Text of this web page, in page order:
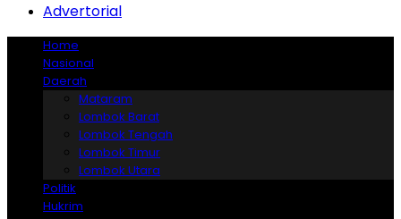
Advertorial
Home
Nasional
Daerah
Mataram
Lombok Barat
Lombok Tengah
Lombok Timur
Lombok Utara
Politik
Hukrim